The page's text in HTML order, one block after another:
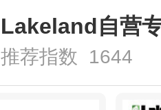
Lakeland自营
推荐指数 1644